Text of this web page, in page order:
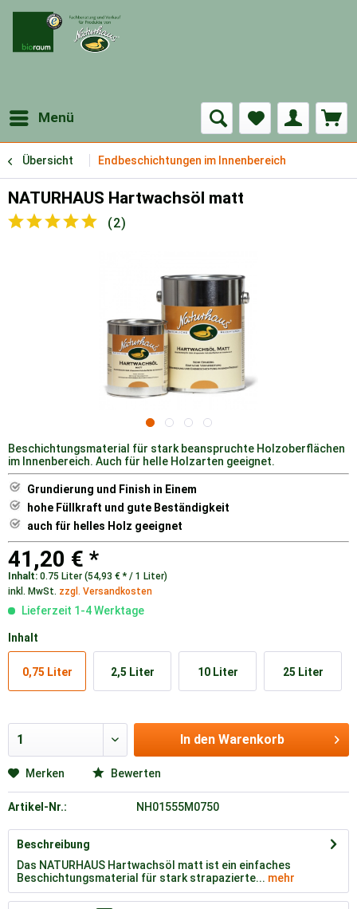
Menü
Übersicht Endbeschichtungen im Innenbereich
NATURHAUS Hartwachsöl matt
(2)
Beschichtungsmaterial für stark beanspruchte Holzoberflächen
im Innenbereich. Auch für helle Holzarten geeignet.
Grundierung und Finish in Einem
hohe Füllkraft und gute Beständigkeit
auch für helles Holz geeignet
41,20 € *
Inhalt: 0.75 Liter (54,93 € * / 1 Liter)
inkl. MwSt. zzgl. Versandkosten
Lieferzeit 1-4 Werktage
Inhalt
0,75 Liter 2,5 Liter 10 Liter 25 Liter
In den Warenkorb
Merken Bewerten
Artikel-Nr.: NH01555M0750
Beschreibung
Das NATURHAUS Hartwachsöl matt ist ein einfaches
Beschichtungsmaterial für stark strapazierte... mehr